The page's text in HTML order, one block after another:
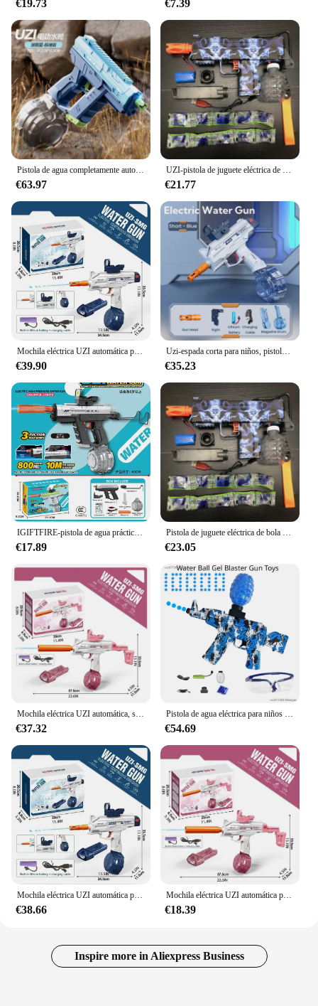
€19.73 €7.39
Pistola de agua completamente automática, juguete eléctrico ligero de escorpión de tres funciones, Uzi, nuevo espacio, mano, Verano
€63.97
UZI-pistola de juguete eléctrica de bola de Gel para niños y adultos, juguete de lucha con cuentas de agua, Rifle, Airsoft CS, Graffiti, juego al aire libre
€21.77
Mochila eléctrica UZI automática para niños, subametralladora de agua, juguete de verano, pistolas de agua, piscina de playa al aire libre para adultos
€39.90
Uzi-espada corta para niños, pistola de agua, edición de tambor de bala, juego de agua de verano, juguetes para niños, parque de atracciones acuático, adultos, lucha contra las guerras de agua
€35.23
IGIFTFIRE-pistola de agua práctica para niños, luces coloridas deslumbrantes, UZI, succión automática, tiro continuo, novedad de verano
€17.89
Pistola de juguete eléctrica de bola de Gel UZI para niños y adultos, juguete de lucha de Graffiti, Rifle, cuentas de agua, Airsoft CS, juego al aire libre
€23.05
Mochila eléctrica UZI automática, subametralladora de agua, lucha de pistolas de agua de juguete de verano, piscina de playa al aire libre, envío gratis
€37.32
Pistola de agua eléctrica para niños y adultos, juguete de pistola de submáquina UZI, Airsoft, juego de lucha al aire libre, 2023
€54.69
Mochila eléctrica UZI automática para niños, subametralladora de agua, juguete de verano, pistolas de agua, piscina de playa al aire libre para adultos
€38.66
Mochila eléctrica UZI automática para niños, subametralladora de agua, juguete de verano, pistolas de agua, piscina de playa al aire libre para adultos
€18.39
Inspire more in Aliexpress Business